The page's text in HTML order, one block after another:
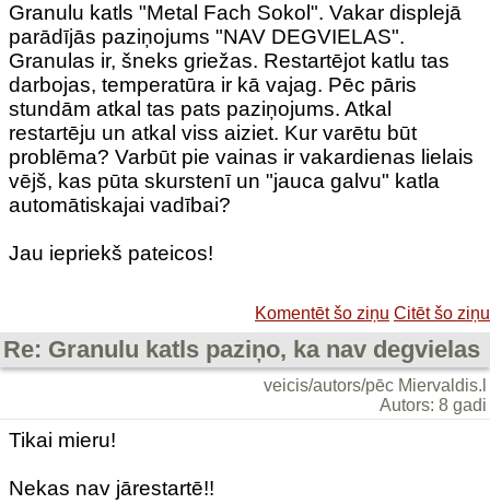
Granulu katls "Metal Fach Sokol". Vakar displejā
parādījās paziņojums "NAV DEGVIELAS".
Granulas ir, šneks griežas. Restartējot katlu tas
darbojas, temperatūra ir kā vajag. Pēc pāris
stundām atkal tas pats paziņojums. Atkal
restartēju un atkal viss aiziet. Kur varētu būt
problēma? Varbūt pie vainas ir vakardienas lielais
vējš, kas pūta skurstenī un "jauca galvu" katla
automātiskajai vadībai?
Jau iepriekš pateicos!
Komentēt šo ziņu Citēt šo ziņu
Re: Granulu katls paziņo, ka nav degvielas
veicis/autors/pēc Miervaldis.l
Autors: 8 gadi
Tikai mieru!
Nekas nav jārestartē!!